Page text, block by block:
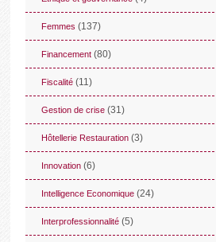
Femmes (137)
Financement (80)
Fiscalité (11)
Gestion de crise (31)
Hôtellerie Restauration (3)
Innovation (6)
Intelligence Economique (24)
Interprofessionnalité (5)